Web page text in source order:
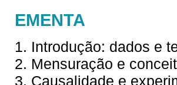
EMENTA
1. Introdução: dados e
2. Mensuração e
3. Causalidade e